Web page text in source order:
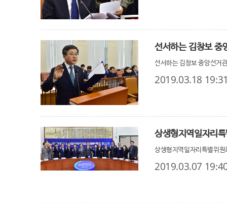
선서하는 김창보 중
선서하는 김창보 중앙선거
2019.03.18
상생형지역일자리
상생형지역일자리특별위
2019.03.07